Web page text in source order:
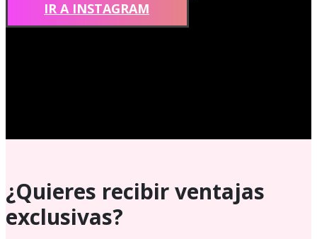
IR A INSTAGRAM
¿Quieres recibir ventajas
exclusivas?